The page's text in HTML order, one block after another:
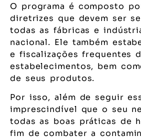
O programa é composto
diretrizes que devem ser
todas as fábricas e
nacional. Ele também
e fiscalizações frequentes
estabelecimentos, bem
de seus produtos.
Por isso, além de seguir
imprescindível que o seu
todas as boas práticas de
fim de combater a